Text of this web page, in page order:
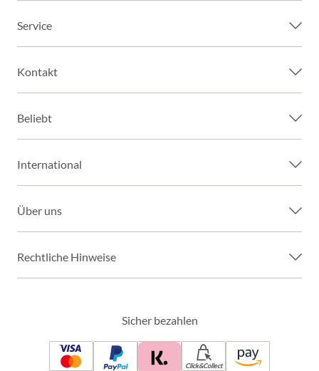
Service
Kontakt
Beliebt
International
Über uns
Rechtliche Hinweise
Sicher bezahlen
Click&Collect